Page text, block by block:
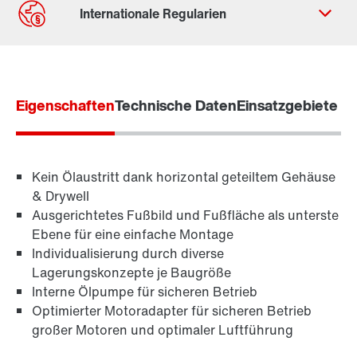
Standorte/Kontakt Österreich
EigenschaftenTechnische DatenEinsatzgebiete
Kein Ölaustritt dank horizontal geteiltem Gehäuse
& Drywell
Ausgerichtetes Fußbild und Fußfläche als unterste
Ebene für eine einfache Montage
Individualisierung durch diverse
Lagerungskonzepte je Baugröße
Interne Ölpumpe für sicheren Betrieb
Optimierter Motoradapter für sicheren Betrieb
großer Motoren und optimaler Luftführung